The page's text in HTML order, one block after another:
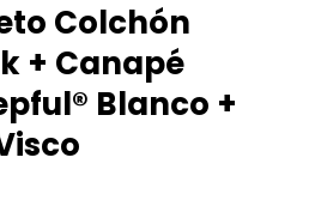
Colchón
+ Canapé
Blanco +